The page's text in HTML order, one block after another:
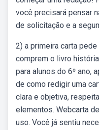
você precisará pensar
de solicitação e a
2) a primeira carta
comprem o livro
para alunos do 6º ano,
de como redigir uma
clara e objetiva,
elementos. Webcarta
uso. Você já sentiu